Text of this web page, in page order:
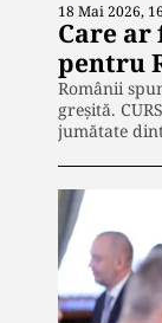
18 Mai 2026,
Care
pentru
Românii
greșită.
jumătate